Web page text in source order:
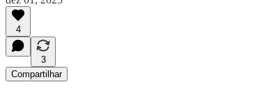
4
3
Compartilhar